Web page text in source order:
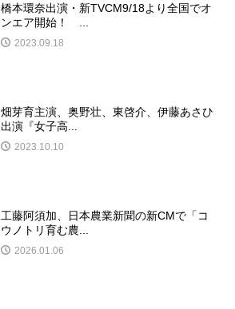
橋本環奈出演・新TVCM9/18より全国でオ
ンエア開始！ ...
2023.09.18
畑芽育主演、奥野壮、東啓介、伊藤あさひ
出演『女子高...
2023.10.10
工藤阿須加、日本農業新聞の新CMで「コ
ウノトリ育む農...
2026.01.06